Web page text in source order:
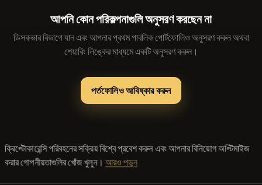
আপনি কোন পরিকল্পনাগুলি অনুসরণ করছেন না
ডিসকভার বিভাগে যান এবং আপনার প্রথম পাবলিক পোর্টফোলিও অনুসরণ করুন অথবা
শেয়ারিং লিঙ্কের মাধ্যমে একটি অনুসরণ করুন।
পর্তফোলিও আবিষ্কার করুন
ক্রিপ্টোকারেন্সি পরিবহনের সক্রিয় বিশ্বে প্রবেশ করুন এবং আপনার বিনিয়োগ অপ্টিমাইজ
করার গোপনীয়তাগুলির খোঁজ খুলুন। আরও পড়ুন